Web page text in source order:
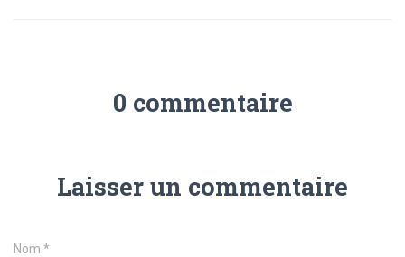
0 commentaire
Laisser un commentaire
Nom *